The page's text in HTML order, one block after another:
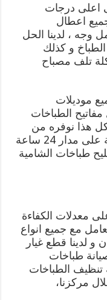
اعلى درجات
اعطال
وجه ، لدينا الحل
و كذلك
تلف مصباح
موديلات
الطباخات
كل هذا نوفره من
خلال معلم تصليح طباخات بالشامية على مدار 24 ساعة
طباخات الشامية
معدلات الكفاءة
مع جميع انواع
و لدينا قطع غيار
طباخات
الطباخات
مركزنا،